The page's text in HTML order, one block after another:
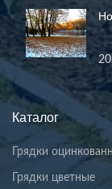
Каталог
Грядки
Грядки цветные